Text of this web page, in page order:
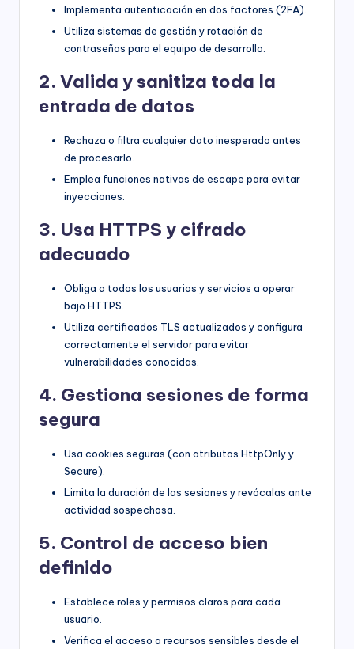
Implementa autenticación en dos factores (2FA).
Utiliza sistemas de gestión y rotación de
contraseñas para el equipo de desarrollo.
2. Valida y sanitiza toda la
entrada de datos
Rechaza o filtra cualquier dato inesperado antes
de procesarlo.
Emplea funciones nativas de escape para evitar
inyecciones.
3. Usa HTTPS y cifrado
adecuado
Obliga a todos los usuarios y servicios a operar
bajo HTTPS.
Utiliza certificados TLS actualizados y configura
correctamente el servidor para evitar
vulnerabilidades conocidas.
4. Gestiona sesiones de forma
segura
Usa cookies seguras (con atributos HttpOnly y
Secure).
Limita la duración de las sesiones y revócalas ante
actividad sospechosa.
5. Control de acceso bien
definido
Establece roles y permisos claros para cada
usuario.
Verifica el acceso a recursos sensibles desde el